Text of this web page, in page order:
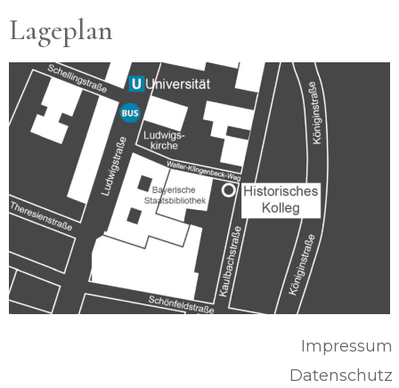
Lageplan
Impressum
Datenschutz